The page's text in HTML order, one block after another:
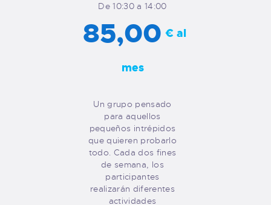
De 10:30 a 14:00
85,00 € al
mes
Un grupo pensado
para aquellos
pequeños intrépidos
que quieren probarlo
todo. Cada dos fines
de semana, los
participantes
realizarán diferentes
actividades